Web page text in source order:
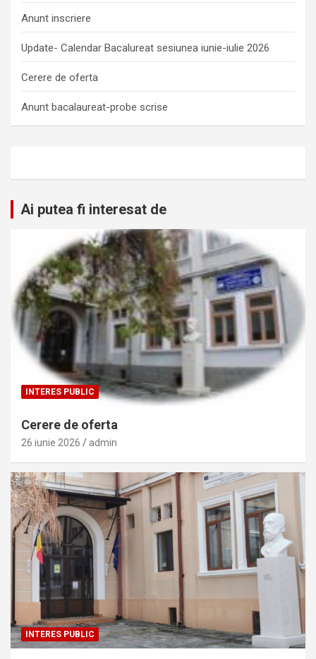
Anunt inscriere
Update- Calendar Bacalureat sesiunea iunie-iulie 2026
Cerere de oferta
Anunt bacalaureat-probe scrise
Ai putea fi interesat de
INTERES PUBLIC
Cerere de oferta
26 iunie 2026 admin
INTERES PUBLIC